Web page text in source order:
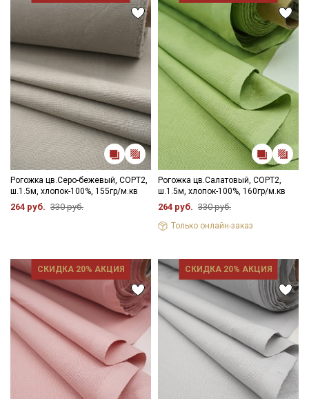
- сушить в подвешенном состоянии;
- гладить с изнаночной стороны.
Цветопередача может отличаться от оригинального цвета
ткани в зависимости от настроек вашего монитора, и в
зависимости от партии тон ткани может отличаться.
Рогожка цв.Серо-бежевый, СОРТ2,
ш.1.5м, хлопок-100%, 155гр/м.кв
264 руб. 330 руб.
Рогожка цв.Салатовый, СОРТ2,
ш.1.5м, хлопок-100%, 160гр/м.кв
264 руб. 330 руб.
Только онлайн-заказ
СКИДКА 20% АКЦИЯ СКИДКА 20% АКЦИЯ
Секретная рассылка от Купава
Мы публикуем здесь дополнительные
промокоды и скидки до 30% на узкие
категории тканей
Электронная почта
Подписаться
Ознакомлен(а) сПолитикой обработки персональных
данныхи даюСогласие на обработку персональных
данных
Даю
Согласие на получение рекламных и
информационных рассылок